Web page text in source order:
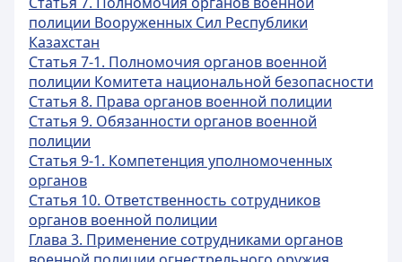
полиции Вооруженных Сил Республики
Казахстан
Статья 7-1. Полномочия органов военной
полиции Комитета национальной безопасности
Статья 8. Права органов военной полиции
Статья 9. Обязанности органов военной
полиции
Статья 9-1. Компетенция уполномоченных
органов
Статья 10. Ответственность сотрудников
органов военной полиции
Глава 3. Применение сотрудниками органов